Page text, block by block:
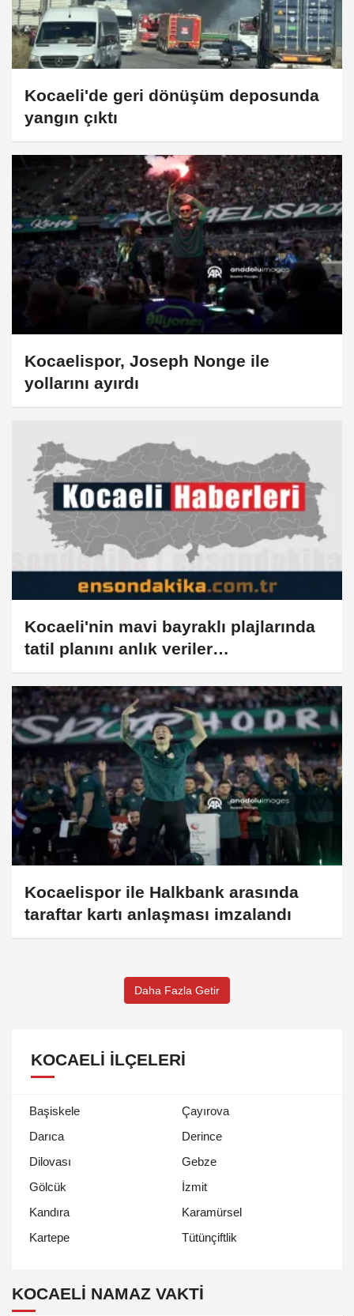
Kocaeli'de geri dönüşüm deposunda
yangın çıktı
Kocaelispor, Joseph Nonge ile
yollarını ayırdı
Kocaeli'nin mavi bayraklı plajlarında
tatil planını anlık veriler
şekillendiriyor
Kocaelispor ile Halkbank arasında
taraftar kartı anlaşması imzalandı
Daha Fazla Getir
KOCAELI İLÇELERI
Başiskele
Çayırova
Darıca
Derince
Dilovası
Gebze
Gölcük
İzmit
Kandıra
Karamürsel
Kartepe
Tütünçiftlik
KOCAELI NAMAZ VAKTİ